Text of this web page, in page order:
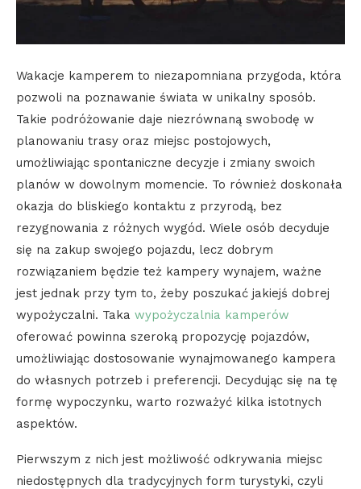
Wakacje kamperem to niezapomniana przygoda, która
pozwoli na poznawanie świata w unikalny sposób.
Takie podróżowanie daje niezrównaną swobodę w
planowaniu trasy oraz miejsc postojowych,
umożliwiając spontaniczne decyzje i zmiany swoich
planów w dowolnym momencie. To również doskonała
okazja do bliskiego kontaktu z przyrodą, bez
rezygnowania z różnych wygód. Wiele osób decyduje
się na zakup swojego pojazdu, lecz dobrym
rozwiązaniem będzie też kampery wynajem, ważne
jest jednak przy tym to, żeby poszukać jakiejś dobrej
wypożyczalni. Taka wypożyczalnia kamperów
oferować powinna szeroką propozycję pojazdów,
umożliwiając dostosowanie wynajmowanego kampera
do własnych potrzeb i preferencji. Decydując się na tę
formę wypoczynku, warto rozważyć kilka istotnych
aspektów.
Pierwszym z nich jest możliwość odkrywania miejsc
niedostępnych dla tradycyjnych form turystyki, czyli